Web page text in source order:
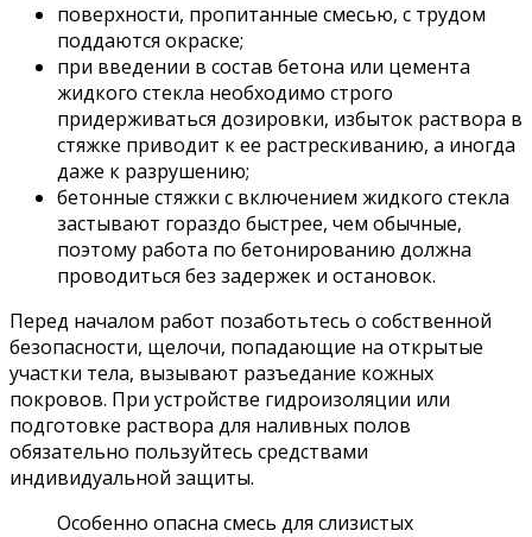
поверхности, пропитанные смесью, с трудом
поддаются окраске;
при введении в состав бетона или цемента
жидкого стекла необходимо строго
придерживаться дозировки, избыток раствора в
стяжке приводит к ее растрескиванию, а иногда
даже к разрушению;
бетонные стяжки с включением жидкого стекла
застывают гораздо быстрее, чем обычные,
поэтому работа по бетонированию должна
проводиться без задержек и остановок.
Перед началом работ позаботьтесь о собственной
безопасности, щелочи, попадающие на открытые
участки тела, вызывают разъедание кожных
покровов. При устройстве гидроизоляции или
подготовке раствора для наливных полов
обязательно пользуйтесь средствами
индивидуальной защиты.
Особенно опасна смесь для слизистых